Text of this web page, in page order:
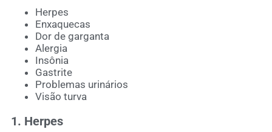
Herpes
Enxaquecas
Dor de garganta
Alergia
Insônia
Gastrite
Problemas urinários
Visão turva
1. Herpes